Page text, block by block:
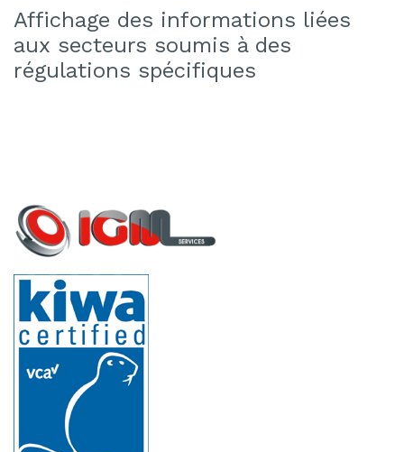
Affichage des informations liées
aux secteurs soumis à des
régulations spécifiques